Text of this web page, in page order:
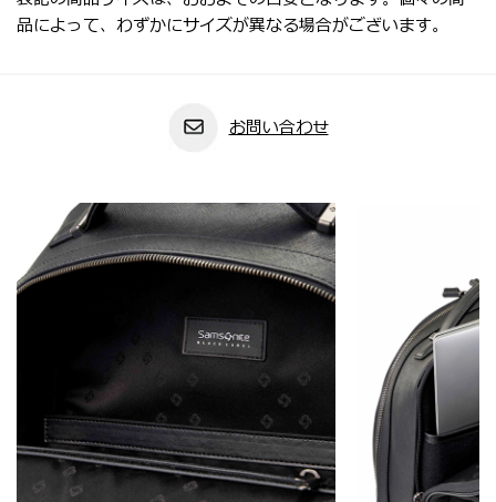
品によって、わずかにサイズが異なる場合がございます。
お問い合わせ